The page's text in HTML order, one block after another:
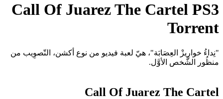
Call Of Juarez The Cartel PS3
Torrent
"نِداءُ خوارِيزْ العِصَابَة"، هيّ لعبة فيديو من نوع أكشن، التّصوِيب من
منظُور الشَّخص الأوَّل.
Call Of Juarez The Cartel